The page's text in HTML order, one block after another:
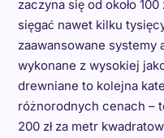
zaczyna się od około
sięgać nawet kilku
zaawansowane
wykonane z wysokiej
drewniane to kolejna
różnorodnych cenach –
200 zł za metr